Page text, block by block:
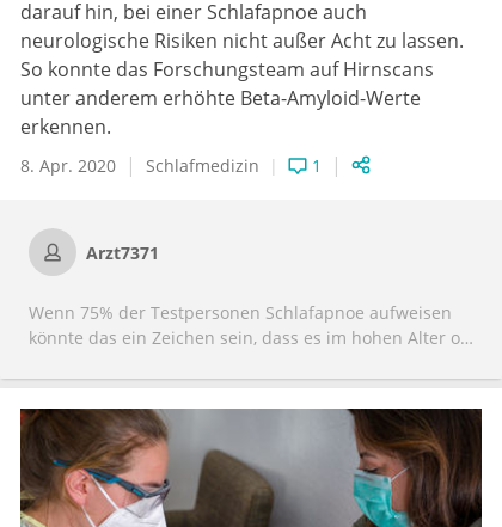
darauf hin, bei einer Schlafapnoe auch
neurologische Risiken nicht außer Acht zu lassen.
So konnte das Forschungsteam auf Hirnscans
unter anderem erhöhte Beta-Amyloid-Werte
erkennen.
8. Apr. 2020 Schlafmedizin 1
Arzt7371
Wenn 75% der Testpersonen Schlafapnoe aufweisen
könnte das ein Zeichen sein, dass es im hohen Alter oft
Vorsichtsmaßnahmen sollten frühzeitig ergriffen
werden.